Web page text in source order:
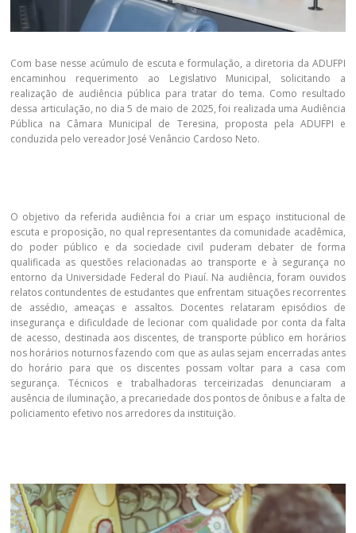
Com base nesse acúmulo de escuta e formulação, a diretoria da ADUFPI
encaminhou requerimento ao Legislativo Municipal, solicitando a
realização de audiência pública para tratar do tema. Como resultado
dessa articulação, no dia 5 de maio de 2025, foi realizada uma Audiência
Pública na Câmara Municipal de Teresina, proposta pela ADUFPI e
conduzida pelo vereador José Venâncio Cardoso Neto.
O objetivo da referida audiência foi a criar um espaço institucional de
escuta e proposição, no qual representantes da comunidade acadêmica,
do poder público e da sociedade civil puderam debater de forma
qualificada as questões relacionadas ao transporte e à segurança no
entorno da Universidade Federal do Piauí. Na audiência, foram ouvidos
relatos contundentes de estudantes que enfrentam situações recorrentes
de assédio, ameaças e assaltos. Docentes relataram episódios de
insegurança e dificuldade de lecionar com qualidade por conta da falta
de acesso, destinada aos discentes, de transporte público em horários
nos horários noturnos fazendo com que as aulas sejam encerradas antes
do horário para que os discentes possam voltar para a casa com
segurança. Técnicos e trabalhadoras terceirizadas denunciaram a
ausência de iluminação, a precariedade dos pontos de ônibus e a falta de
policiamento efetivo nos arredores da instituição.